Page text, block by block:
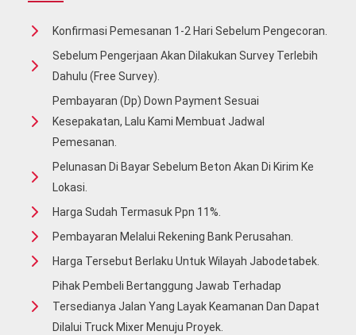
Konfirmasi Pemesanan 1-2 Hari Sebelum Pengecoran.
Sebelum Pengerjaan Akan Dilakukan Survey Terlebih
Dahulu (free Survey).
Pembayaran (Dp) Down Payment Sesuai
Kesepakatan, Lalu Kami Membuat Jadwal
Pemesanan.
Pelunasan Di Bayar Sebelum Beton Akan Di Kirim Ke
Lokasi.
Harga Sudah Termasuk Ppn 11%.
Pembayaran Melalui Rekening Bank Perusahan.
Harga Tersebut Berlaku Untuk Wilayah Jabodetabek.
Pihak Pembeli Bertanggung Jawab Terhadap
Tersedianya Jalan Yang Layak Keamanan Dan Dapat
Dilalui Truck Mixer Menuju Proyek.